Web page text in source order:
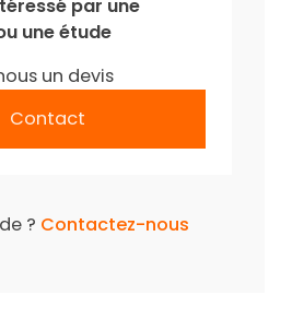
par une
une étude
un devis
Contact
? Contactez-nous